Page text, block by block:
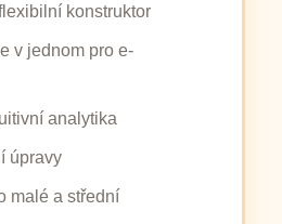
konstruktor
v jednom pro e-
analytika
úpravy
malé a střední